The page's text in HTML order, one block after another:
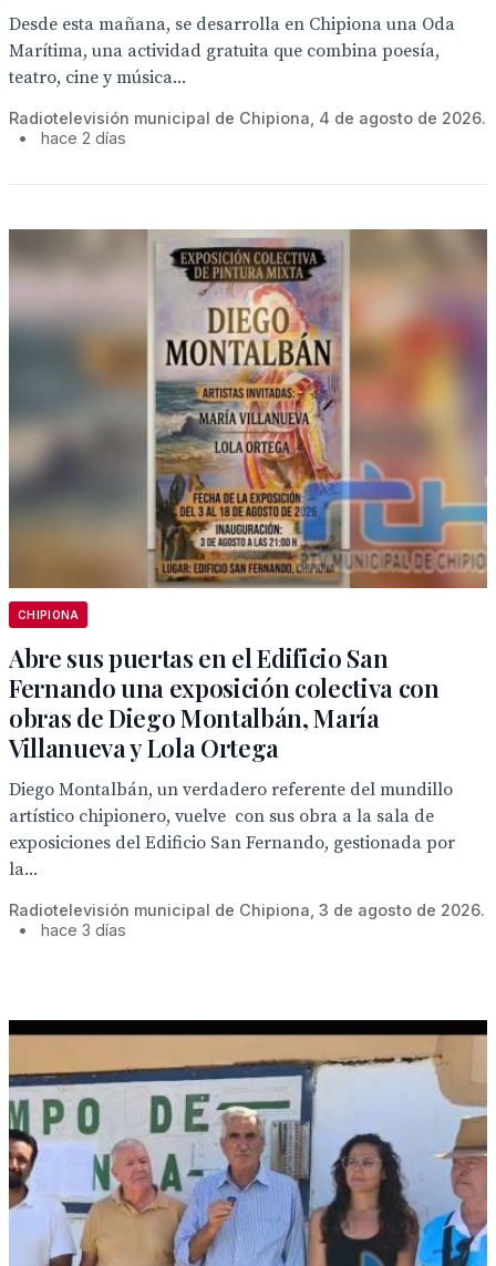
Desde esta mañana, se desarrolla en Chipiona una Oda
Marítima, una actividad gratuita que combina poesía,
teatro, cine y música...
Radiotelevisión municipal de Chipiona, 4 de agosto de 2026.
•
hace 2 días
CHIPIONA
Abre sus puertas en el Edificio San
Fernando una exposición colectiva con
obras de Diego Montalbán, María
Villanueva y Lola Ortega
Diego Montalbán, un verdadero referente del mundillo
artístico chipionero, vuelve con sus obra a la sala de
exposiciones del Edificio San Fernando, gestionada por
la...
Radiotelevisión municipal de Chipiona, 3 de agosto de 2026.
•
hace 3 días